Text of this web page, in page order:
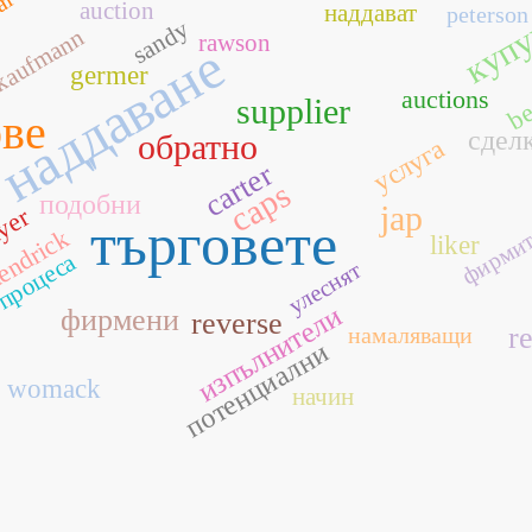
търговете jap
supplier
обратно
caps
carter
reverse
фирмени изпълнители
подобни
потенциални
germer
liker
womack
услуга
auctions
auction
rawson
sandy
наддават
начин
peterson
намаляващи
улеснят